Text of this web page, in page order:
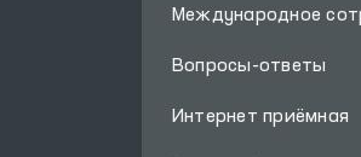
Международное
Вопросы-ответы
Интернет приёмная